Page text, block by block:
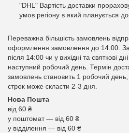
"DHL" Вартість доставки
умов регіону в який планується
Переважна більшість замовлень
оформлення замовлення до 14:00.
після 14:00 чи у вихідні та святкові
наступний робочий день. Термін
замовлень становить 1 робочий
строк може скласти 2-3 дня.
Нова Пошта
від 60 ₴
у поштомат — від 60 ₴
у відділення — від 60 ₴